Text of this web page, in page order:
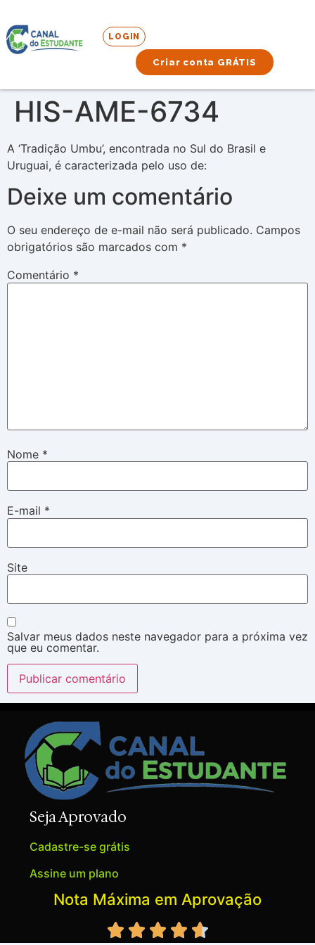
LOGIN
Criar conta GRÁTIS
HIS-AME-6734
A ‘Tradição Umbu’, encontrada no Sul do Brasil e
Uruguai, é caracterizada pelo uso de:
Deixe um comentário
O seu endereço de e-mail não será publicado. Campos
obrigatórios são marcados com *
Comentário *
Nome *
E-mail *
Site
Salvar meus dados neste navegador para a próxima vez
que eu comentar.
Seja Aprovado
Cadastre-se grátis
Assine um plano
Nota Máxima em Aprovação